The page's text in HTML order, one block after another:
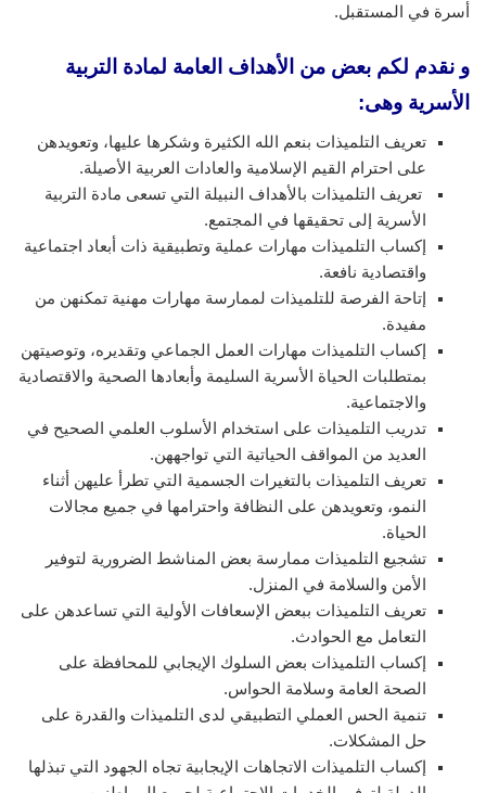
أسرة في المستقبل.
و نقدم لكم بعض من الأهداف العامة لمادة التربية
الأسرية وهى:
تعريف التلميذات بنعم الله الكثيرة وشكرها عليها، وتعويدهن
على احترام القيم الإسلامية والعادات العربية الأصيلة.
تعريف التلميذات بالأهداف النبيلة التي تسعى مادة التربية
الأسرية إلى تحقيقها في المجتمع.
إكساب التلميذات مهارات عملية وتطبيقية ذات أبعاد اجتماعية
واقتصادية نافعة.
إتاحة الفرصة للتلميذات لممارسة مهارات مهنية تمكنهن من
مفيدة.
إكساب التلميذات مهارات العمل الجماعي وتقديره، وتوصيتهن
بمتطلبات الحياة الأسرية السليمة وأبعادها الصحية والاقتصادية
والاجتماعية.
تدريب التلميذات على استخدام الأسلوب العلمي الصحيح في
العديد من المواقف الحياتية التي تواجههن.
تعريف التلميذات بالتغيرات الجسمية التي تطرأ عليهن أثناء
النمو، وتعويدهن على النظافة واحترامها في جميع مجالات
الحياة.
تشجيع التلميذات ممارسة بعض المناشط الضرورية لتوفير
الأمن والسلامة في المنزل.
تعريف التلميذات ببعض الإسعافات الأولية التي تساعدهن على
التعامل مع الحوادث.
إكساب التلميذات بعض السلوك الإيجابي للمحافظة على
الصحة العامة وسلامة الحواس.
تنمية الحس العملي التطبيقي لدى التلميذات والقدرة على
حل المشكلات.
إكساب التلميذات الاتجاهات الإيجابية تجاه الجهود التي تبذلها